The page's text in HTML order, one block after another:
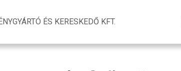
ÉS KERESKEDŐ KFT.